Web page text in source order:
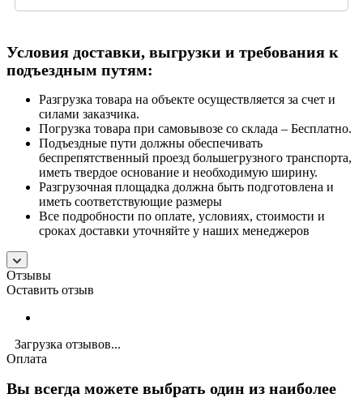
Условия доставки, выгрузки и требования к
подъездным путям:
Разгрузка товара на объекте осуществляется за счет и
силами заказчика.
Погрузка товара при самовывозе со склада – Бесплатно.
Подъездные пути должны обеспечивать
беспрепятственный проезд большегрузного транспорта,
иметь твердое основание и необходимую ширину.
Разгрузочная площадка должна быть подготовлена и
иметь соответствующие размеры
Все подробности по оплате, условиях, стоимости и
сроках доставки уточняйте у наших менеджеров
Отзывы
Оставить отзыв
Загрузка отзывов...
Оплата
Вы всегда можете выбрать один из наиболее